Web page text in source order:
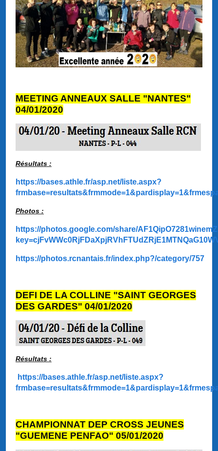
MEETING ANNEAUX SALLE "NANTES"
04/01/2020
Résultats :
https://bases.athle.fr/asp.net/liste.aspx?
Photos :
https://photos.google.com/share/
https://photos.rcnantais.fr/index.php?/category/757
DEFI DE LA COLLINE "SAINT GEORGES
DES GARDES" 04/01/2020
Résultats :
https://bases.athle.fr/asp.net/liste.aspx?
CHAMPIONNAT DEP CROSS JEUNES
"GUEMENE PENFAO" 05/01/2020